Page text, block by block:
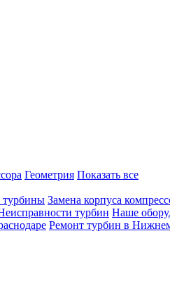
Геометрия Показать все
турбины Замена корпуса
турбин Наше
Ремонт турбин в